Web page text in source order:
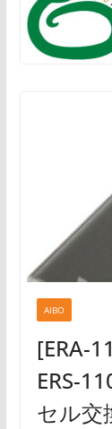
AIBO
[ERA-
ERS-
セル交